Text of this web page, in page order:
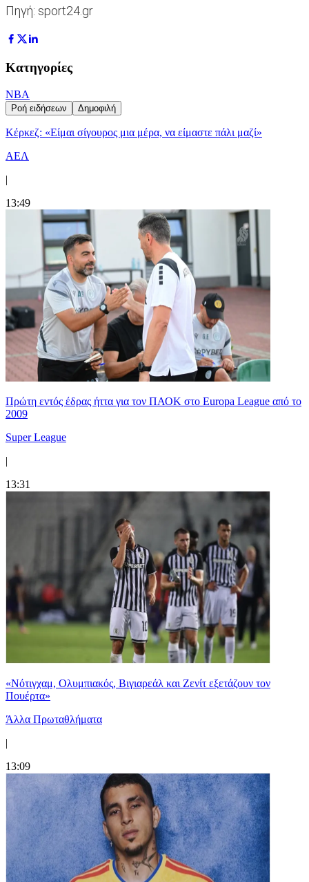
Πηγή: sport24.gr
Κατηγορίες
NBA
Ροή ειδήσεων Δημοφιλή
Κέρκεζ: «Είμαι σίγουρος μια μέρα, να είμαστε πάλι μαζί»
ΑΕΛ
|
13:49
Πρώτη εντός έδρας ήττα για τον ΠΑΟΚ στο Europa League από το
2009
Super League
|
13:31
«Νότιγχαμ, Ολυμπιακός, Βιγιαρεάλ και Ζενίτ εξετάζουν τον
Πουέρτα»
Άλλα Πρωταθλήματα
|
13:09